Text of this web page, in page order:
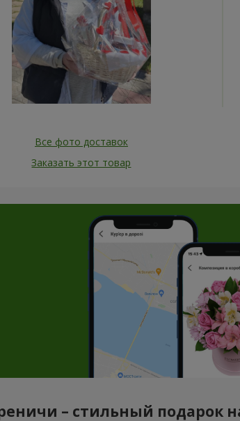
Все фото доставок
Заказать этот товар
– стильный подарок